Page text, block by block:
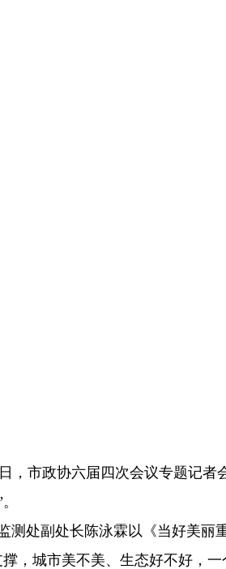
，市政协六届四次会议专题记
处副处长陈泳霖以《当好美丽
，城市美不美、生态好不好，